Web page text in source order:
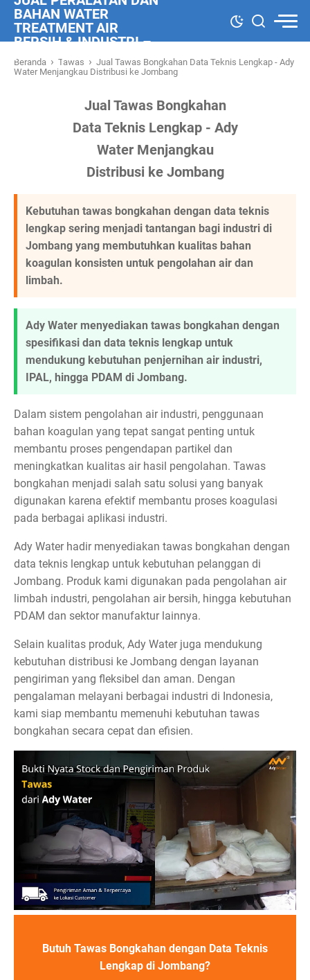
BAHAN WATER
TREATMENT AIR
BERSIH & INDUSTRI –
ADY WATER
Beranda › Tawas › Jual Tawas Bongkahan Data Teknis Lengkap - Ady
Water Menjangkau Distribusi ke Jombang
Jual Tawas Bongkahan
Data Teknis Lengkap - Ady
Water Menjangkau
Distribusi ke Jombang
Kebutuhan tawas bongkahan dengan data teknis
lengkap sering menjadi tantangan bagi industri di
Jombang yang membutuhkan kualitas bahan
koagulan konsisten untuk pengolahan air dan
limbah.
Ady Water menyediakan tawas bongkahan dengan
spesifikasi dan data teknis lengkap untuk
mendukung kebutuhan penjernihan air industri,
IPAL, hingga PDAM di Jombang.
Dalam sistem pengolahan air industri, penggunaan
bahan koagulan yang tepat sangat penting untuk
membantu proses pengendapan partikel dan
meningkatkan kualitas air hasil pengolahan. Tawas
bongkahan menjadi salah satu solusi yang banyak
digunakan karena efektif membantu proses koagulasi
pada berbagai aplikasi industri.
Ady Water hadir menyediakan tawas bongkahan dengan
data teknis lengkap untuk kebutuhan pelanggan di
Jombang. Produk kami digunakan pada pengolahan air
limbah industri, pengolahan air bersih, hingga kebutuhan
PDAM dan sektor manufaktur lainnya.
Selain kualitas produk, Ady Water juga mendukung
kebutuhan distribusi ke Jombang dengan layanan
pengiriman yang fleksibel dan aman. Dengan
pengalaman melayani berbagai industri di Indonesia,
kami siap membantu memenuhi kebutuhan tawas
bongkahan secara cepat dan efisien.
Butuh Tawas Bongkahan dengan Data Teknis
Lengkap di Jombang?